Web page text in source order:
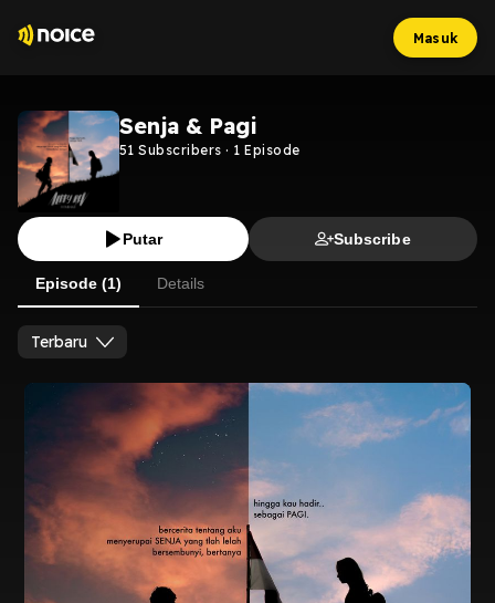
Masuk
Senja & Pagi
51 Subscribers · 1 Episode
Putar Subscribe
Episode (1) Details
Terbaru